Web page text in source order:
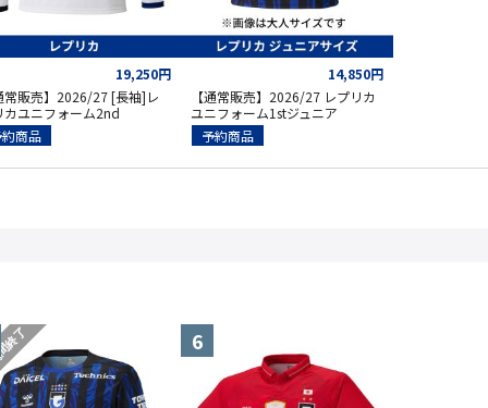
19,250円
常販売】2026/27 [長袖]レ
カユニフォーム2nd
約商品
14,850円
【通常販売】2026/27 レプリカ
ユニフォーム1stジュニア
予約商品
了